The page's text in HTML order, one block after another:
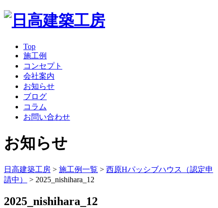
Top
施工例
コンセプト
会社案内
お知らせ
ブログ
コラム
お問い合わせ
お知らせ
日高建築工房 > 施工例一覧 > 西原Hパッシブハウス（認定申
請中）
> 2025_nishihara_12
2025_nishihara_12